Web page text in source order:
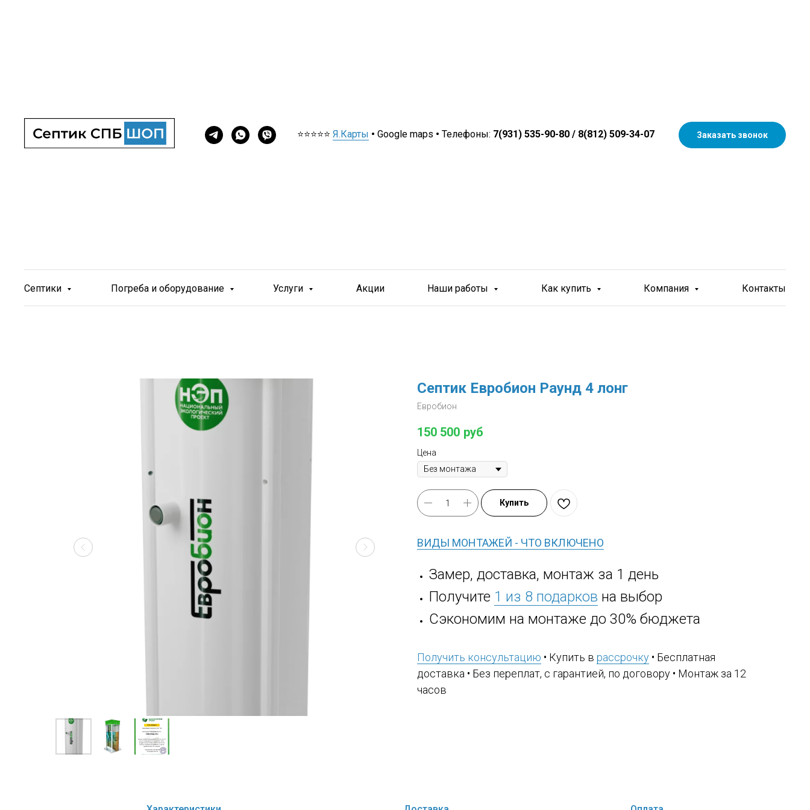
⭐⭐⭐⭐⭐ Я.Карты • Google maps • Телефоны: 7(931) 535-90-80 / 8(812) 509-34-07 Заказать звонок
Септики Погреба и оборудование Услуги Акции Наши работы Как купить Компания Контакты
Септик Евробион Раунд 4 лонг
Евробион
150 500 руб
Цена
Купить
ВИДЫ МОНТАЖЕЙ - ЧТО ВКЛЮЧЕНО
Замер, доставка, монтаж за 1 день
Получите 1 из 8 подарков на выбор
Сэкономим на монтаже до 30% бюджета
Получить консультацию • Купить в рассрочку • Бесплатная
доставка • Без переплат, с гарантией, по договору • Монтаж за 12
часов